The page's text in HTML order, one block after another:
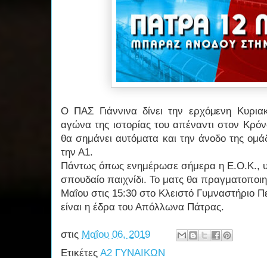
Ο ΠΑΣ Γιάννινα δίνει την ερχόμενη
αγώνα της ιστορίας του απέναντι στον
θα σημάνει αυτόματα και την άνοδο της
την Α1.
Πάντως όπως ενημέρωσε σήμερα η Ε.Ο.Κ.,
σπουδαίο παιχνίδι. Το ματς θα
Μαΐου στις 15:30 στο Κλειστό Γυμναστήριο
είναι η έδρα του Απόλλωνα Πάτρας.
στις Μαΐου 06, 2019
Ετικέτες Α2 ΓΥΝΑΙΚΩΝ